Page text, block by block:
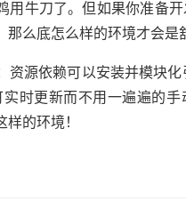
用牛刀了。但如果你准备
么底怎么样的环境才会是
资源依赖可以安装并模块
时更新而不用一遍遍的
的环境！